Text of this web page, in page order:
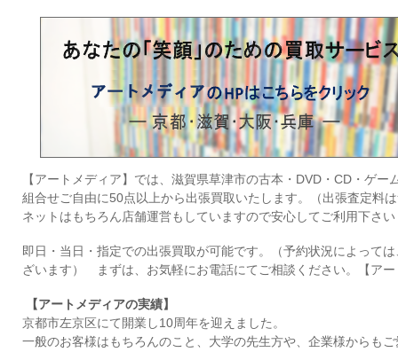
【アートメディア】では、滋賀県草津市の古本・DVD・CD・ゲー
組合せご自由に50点以上から出張買取いたします。（出張査定料
ネットはもちろん店舗運営もしていますので安心してご利用下さ
即日・当日・指定での出張買取が可能です。（予約状況によって
ざいます） まずは、お気軽にお電話にてご相談ください。【ア
【アートメディアの実績】
京都市左京区にて開業し10周年を迎えました。
一般のお客様はもちろんのこと、大学の先生方や、企業様からも